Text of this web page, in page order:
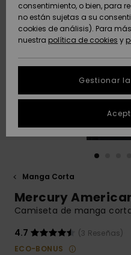
AYUDA &
CONTACTO
datos
Inicia
la
las
SOSTENIBILIDAD
Manga Corta
Mercury
Camiseta de manga
4.7
(3 Reseñas)
ECO-BONUS
consentimiento, o bien, para
no están sujetas a su
cookies de análisis). Para
nuestra política de cookies y
Gestionar